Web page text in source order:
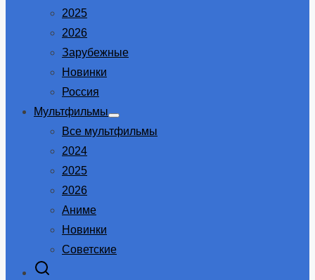
2025
2026
Зарубежные
Новинки
Россия
Мультфильмы
Show
sub
Все мультфильмы
2024
2025
2026
Аниме
Новинки
Советские